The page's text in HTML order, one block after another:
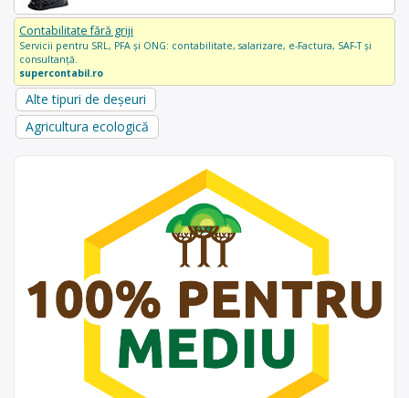
Contabilitate fără griji
Servicii pentru SRL, PFA și ONG: contabilitate, salarizare, e-Factura, SAF-T și
consultanță.
supercontabil.ro
Alte tipuri de deșeuri
Agricultura ecologică